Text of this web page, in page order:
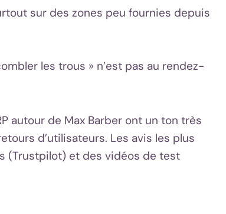
sur des zones peu fournies depuis
les trous » n’est pas au rendez-
autour de Max Barber ont un ton très
d’utilisateurs. Les avis les plus
(Trustpilot) et des vidéos de test